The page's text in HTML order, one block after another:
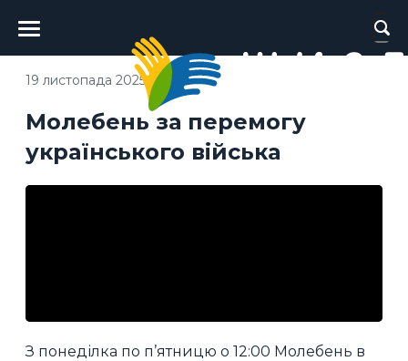
Головне
меню
Молебень за перемогу
українського війська
19 листопада 2025
З понеділка по п’ятницю о 12:00 Молебень в